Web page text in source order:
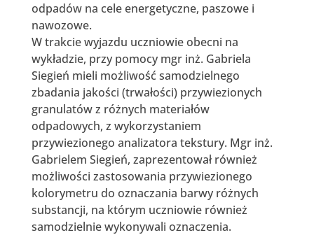
odpadów na cele energetyczne, paszowe i
nawozowe.
W trakcie wyjazdu uczniowie obecni na
wykładzie, przy pomocy mgr inż. Gabriela
Siegień mieli możliwość samodzielnego
zbadania jakości (trwałości) przywiezionych
granulatów z różnych materiałów
odpadowych, z wykorzystaniem
przywiezionego analizatora tekstury. Mgr inż.
Gabrielem Siegień, zaprezentował również
możliwości zastosowania przywiezionego
kolorymetru do oznaczania barwy różnych
substancji, na którym uczniowie również
samodzielnie wykonywali oznaczenia.